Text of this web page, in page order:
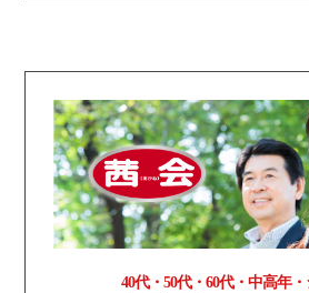
40代・50代・60代・中高年